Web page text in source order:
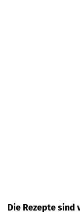
Die Rezepte sind